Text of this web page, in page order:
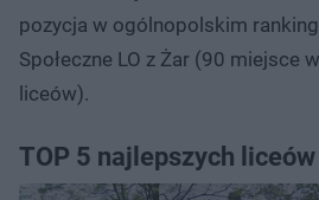
pozycja w ogólnopolskim
Społeczne LO z Żar (90 miejsce
liceów).
TOP 5 najlepszych